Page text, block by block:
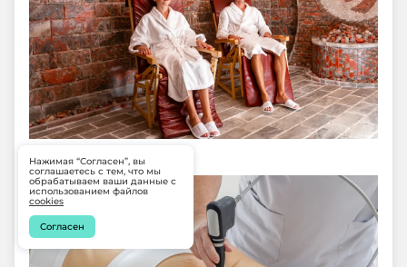
Нажимая “Согласен”, вы
соглашаетесь с тем, что мы
обрабатываем ваши данные с
использованием файлов
cookies
Согласен